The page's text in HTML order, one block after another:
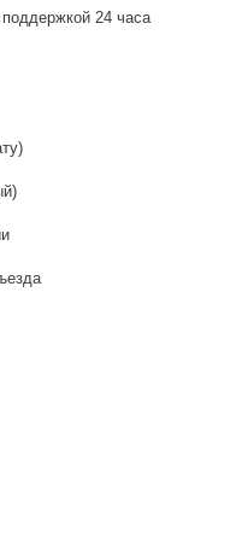
24 часа